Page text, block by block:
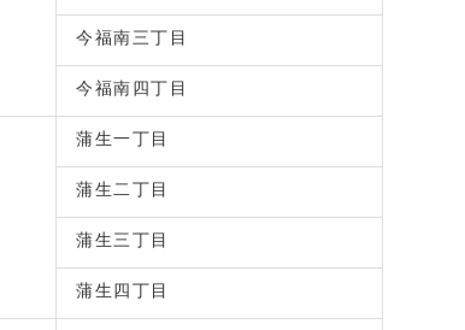
今福南三丁目
今福南四丁目
蒲生一丁目
蒲生二丁目
蒲生三丁目
蒲生四丁目